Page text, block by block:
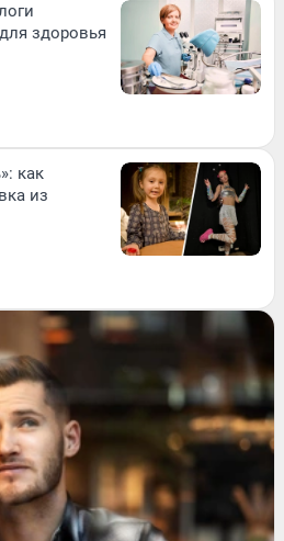
здоровья
как
из